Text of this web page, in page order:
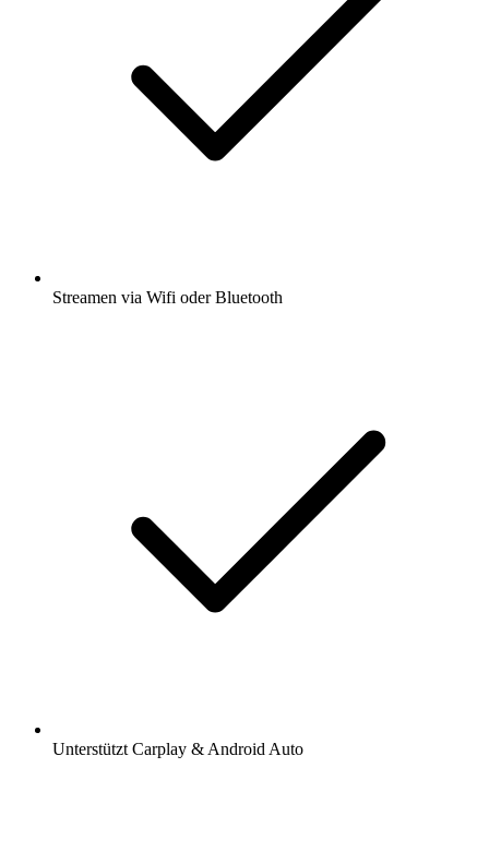
Streamen via Wifi oder Bluetooth
Unterstützt Carplay & Android Auto